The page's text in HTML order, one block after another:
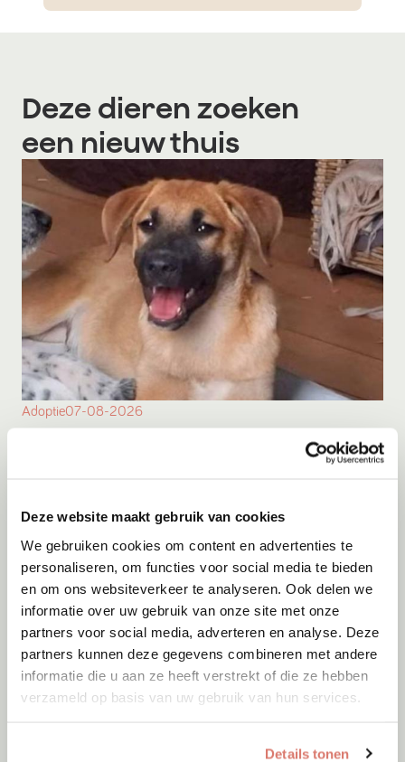
Deze website maakt gebruik van cookies
We gebruiken cookies om content en advertenties te
personaliseren, om functies voor social media te bieden
en om ons websiteverkeer te analyseren. Ook delen we
informatie over uw gebruik van onze site met onze
partners voor social media, adverteren en analyse. Deze
partners kunnen deze gegevens combineren met andere
informatie die u aan ze heeft verstrekt of die ze hebben
verzameld op basis van uw gebruik van hun services.
Details tonen
Deze dieren zoeken
een nieuw thuis
Adoptie07-08-2026